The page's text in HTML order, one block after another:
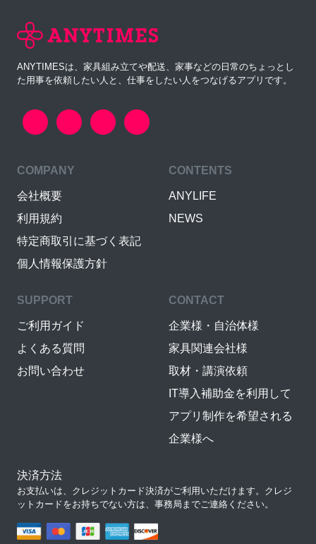
ANYTIMESは、家具組み立てや配送、家事などの日常のちょっとし
た用事を依頼したい人と、仕事をしたい人をつなげるアプリです。
COMPANY
会社概要
利用規約
特定商取引に基づく表記
個人情報保護方針
CONTENTS
ANYLIFE
NEWS
SUPPORT
ご利用ガイド
よくある質問
お問い合わせ
CONTACT
企業様・自治体様
家具関連会社様
取材・講演依頼
IT導入補助金を利用して
アプリ制作を希望される
企業様へ
決済方法
お支払いは、クレジットカード決済がご利用いただけます。クレジ
ットカードをお持ちでない方は、事務局までご連絡ください。